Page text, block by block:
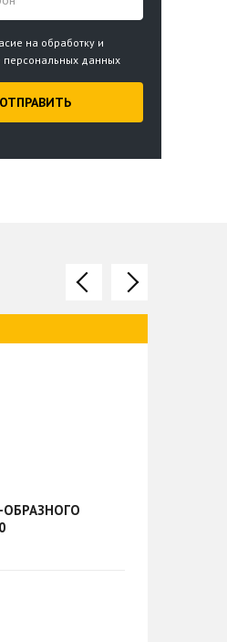
на обработку и
персональных данных